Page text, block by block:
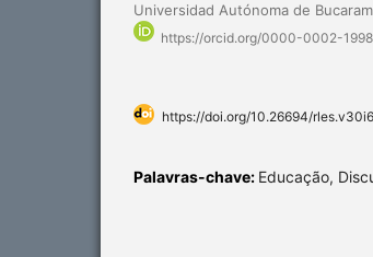
Universidad Autónoma de
https://orcid.org/0000-0002-
https://doi.org/10.26694/
Palavras-chave: Educação,